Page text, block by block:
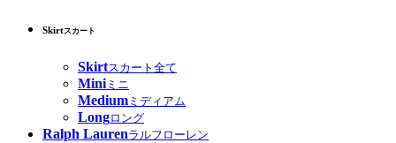
Skirtスカート
Skirtスカート全て
Miniミニ
Medium ミディアム
Longロング
Ralph Laurenラルフローレン